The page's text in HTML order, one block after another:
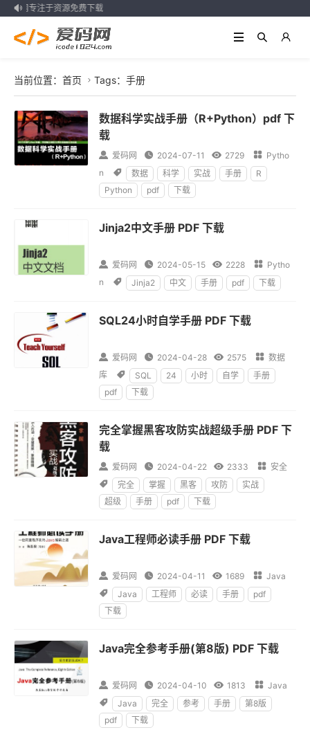

码网专注于资源免费下载
当前位置： 首页  Tags：手册
数据科学实战手册（R+Python）pdf 下
载
 爱码网  2024-07-11  2729  Pytho
n
 数据 科学 实战 手册
R
Python
pdf 下载
Jinja2中文手册 PDF 下载
 爱码网  2024-05-15  2228  Pytho
n
 Jinja2 中文 手册 pdf 下载
SQL24小时自学手册 PDF 下载
 爱码网  2024-04-28  2575  数据
库
 SQL 24 小时 自学
手册
pdf
下载
完全掌握黑客攻防实战超级手册 PDF 下
载
 爱码网  2024-04-22  2333  安全
 完全 掌握 黑客 攻防
实战
超级
手册 pdf 下载
Java工程师必读手册 PDF 下载
 爱码网  2024-04-11  1689  Java
 Java 工程师 必读 手册
pdf
下载
Java完全参考手册(第8版) PDF 下载
 爱码网  2024-04-10  1813  Java
 Java 完全 参考 手册
第8版
pdf
下载